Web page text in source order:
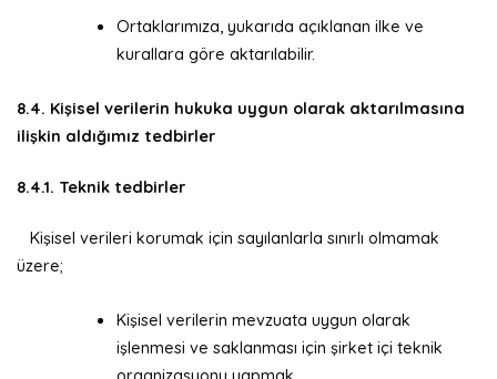
Ortaklarımıza, yukarıda açıklanan ilke ve
kurallara göre aktarılabilir.
8.4. Kişisel verilerin hukuka uygun olarak aktarılmasına
ilişkin aldığımız tedbirler
8.4.1. Teknik tedbirler
Kişisel verileri korumak için sayılanlarla sınırlı olmamak
üzere;
Kişisel verilerin mevzuata uygun olarak
işlenmesi ve saklanması için şirket içi teknik